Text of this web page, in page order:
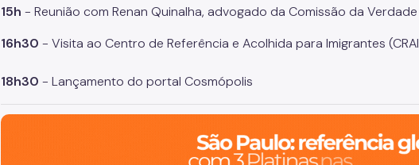
15h - Reunião com Renan Quinalha, advogado da Comissão da
16h30 - Visita ao Centro de Referência e Acolhida para Imigrantes
18h30 - Lançamento do portal Cosmópolis
São Paulo, cidade inteligente, resiliente e sustentável